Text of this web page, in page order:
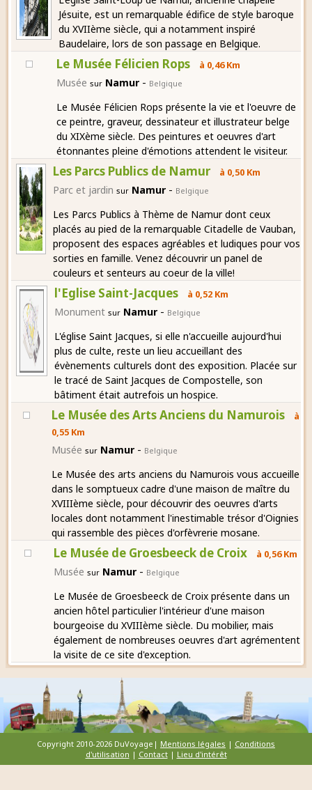
Jésuite, est un remarquable édifice de style baroque
du XVIIème siècle, qui a notamment inspiré
Baudelaire, lors de son passage en Belgique.
Le Musée Félicien Rops à 0,46 Km
Musée sur Namur - Belgique
Le Musée Félicien Rops présente la vie et l'oeuvre de
ce peintre, graveur, dessinateur et illustrateur belge
du XIXème siècle. Des peintures et oeuvres d'art
étonnantes pleine d'émotions attendent le visiteur.
Les Parcs Publics de Namur à 0,50 Km
Parc et jardin sur Namur- Belgique
Les Parcs Publics à Thème de Namur dont ceux
placés au pied de la remarquable Citadelle de Vauban,
proposent des espaces agréables et ludiques pour vos
sorties en famille. Venez découvrir un panel de
couleurs et senteurs au coeur de la ville!
l'Eglise Saint-Jacques à 0,52 Km
Monument sur Namur- Belgique
L'église Saint Jacques, si elle n'accueille aujourd'hui
plus de culte, reste un lieu accueillant des
évènements culturels dont des exposition. Placée sur
le tracé de Saint Jacques de Compostelle, son
bâtiment était autrefois un hospice.
Le Musée des Arts Anciens du Namurois
à
0,55 Km
Musée sur Namur- Belgique
Le Musée des arts anciens du Namurois vous accueille
dans le somptueux cadre d'une maison de maître du
XVIIIème siècle, pour découvrir des oeuvres d'arts
locales dont notamment l'inestimable trésor d'Oignies
qui rassemble des pièces d'orfèvrerie mosane.
Le Musée de Groesbeeck de Croix à 0,56 Km
Musée sur Namur- Belgique
Le Musée de Groesbeeck de Croix présente dans un
ancien hôtel particulier l'intérieur d'une maison
bourgeoise du XVIIIème siècle. Du mobilier, mais
également de nombreuses oeuvres d'art agrémentent
la visite de ce site d'exception.
Copyright 2010-2026 DuVoyage| Mentions légales | Conditions
d'utilisation | Contact| Lieu d'intérêt